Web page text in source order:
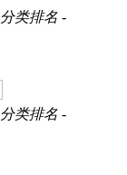
分类排名 -
分类排名 -